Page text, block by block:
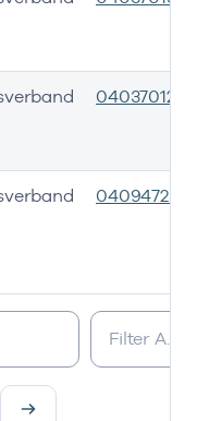
met de volgende
04037012
04094723